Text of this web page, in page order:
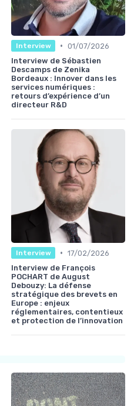
Interview • 01/07/2026
Interview de Sébastien
Descamps de Zenika
Bordeaux : Innover dans les
services numériques :
retours d’expérience d’un
directeur R&D
Interview • 17/02/2026
Interview de François
POCHART de August
Debouzy: La défense
stratégique des brevets en
Europe : enjeux
réglementaires, contentieux
et protection de l’innovation